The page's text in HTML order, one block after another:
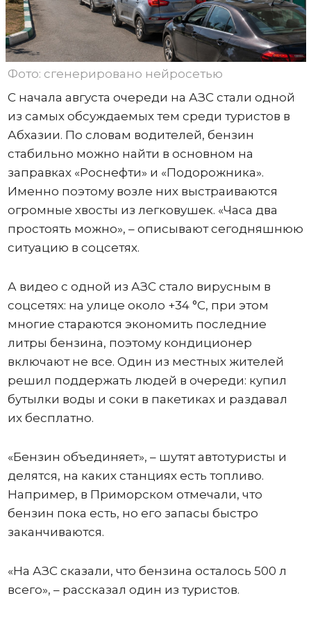
Фото: сгенерировано нейросетью
С начала августа очереди на АЗС стали одной
из самых обсуждаемых тем среди туристов в
Абхазии. По словам водителей, бензин
стабильно можно найти в основном на
заправках «Роснефти» и «Подорожника».
Именно поэтому возле них выстраиваются
огромные хвосты из легковушек. «Часа два
простоять можно», – описывают сегодняшнюю
ситуацию в соцсетях.
А видео с одной из АЗС стало вирусным в
соцсетях: на улице около +34 °C, при этом
многие стараются экономить последние
литры бензина, поэтому кондиционер
включают не все. Один из местных жителей
решил поддержать людей в очереди: купил
бутылки воды и соки в пакетиках и раздавал
их бесплатно.
«Бензин объединяет», – шутят автотуристы и
делятся, на каких станциях есть топливо.
Например, в Приморском отмечали, что
бензин пока есть, но его запасы быстро
заканчиваются.
«На АЗС сказали, что бензина осталось 500 л
всего», – рассказал один из туристов.